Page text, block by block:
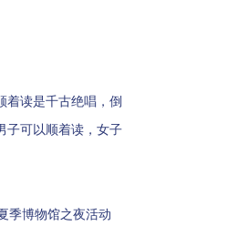
着读是千古绝唱，倒
子可以顺着读，女子
季博物馆之夜活动